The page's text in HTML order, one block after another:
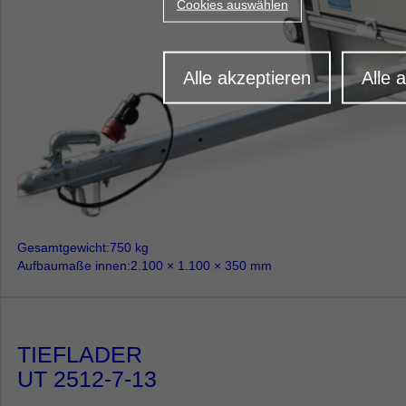
Gesamtgewicht 750 kg
Aufbaumaße innen 2.100 × 1.100 × 350 mm
TIEFLADER
UT 2512-7-13
Cookies auswählen
Alle akzeptieren Alle